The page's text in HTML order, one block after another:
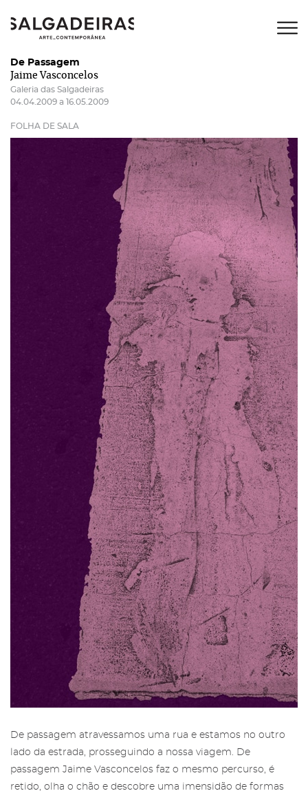
De Passagem
Jaime Vasconcelos
Galeria das Salgadeiras
04.04.2009 a 16.05.2009
FOLHA DE SALA
De passagem atravessamos uma rua e estamos no outro
lado da estrada, prosseguindo a nossa viagem. De
passagem Jaime Vasconcelos faz o mesmo percurso, é
retido, olha o chão e descobre uma imensidão de formas